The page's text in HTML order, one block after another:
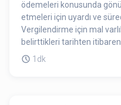
ödemeleri konusunda
etmeleri için uyardı ve
Vergilendirme için mal
belirttikleri tarihten
yapabilirler. Belirtilen süre
1dk